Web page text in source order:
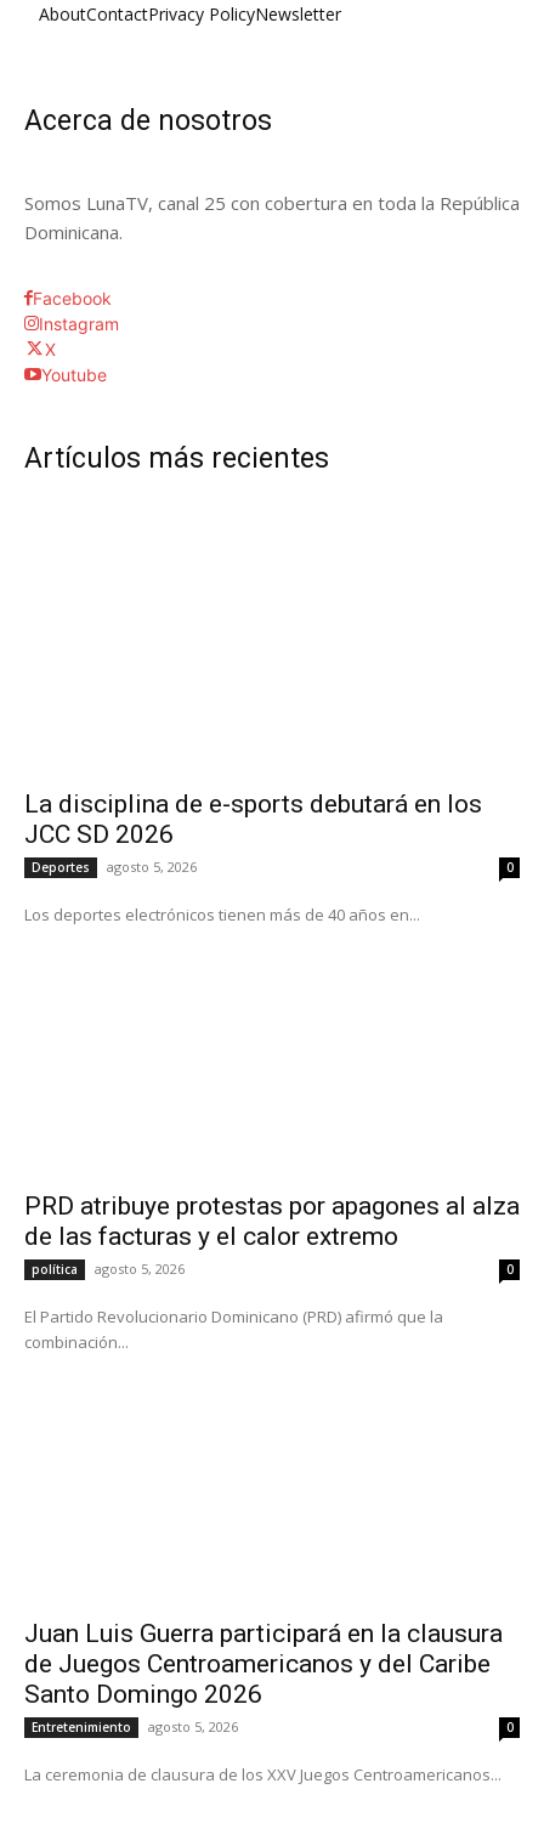
AboutContactPrivacy PolicyNewsletter
Acerca de nosotros
Somos LunaTV, canal 25 con cobertura en toda la República
Dominicana.
Facebook
Instagram
X
Youtube
Artículos más recientes
La disciplina de e-sports debutará en los
JCC SD 2026
Deportes agosto 5, 2026 0
Los deportes electrónicos tienen más de 40 años en...
PRD atribuye protestas por apagones al alza
de las facturas y el calor extremo
política agosto 5, 2026 0
El Partido Revolucionario Dominicano (PRD) afirmó que la
combinación...
Juan Luis Guerra participará en la clausura
de Juegos Centroamericanos y del Caribe
Santo Domingo 2026
Entretenimiento agosto 5, 2026 0
La ceremonia de clausura de los XXV Juegos Centroamericanos...